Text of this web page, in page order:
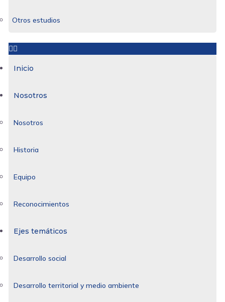
Otros estudios
Inicio
Nosotros
Nosotros
Historia
Equipo
Reconocimientos
Ejes temáticos
Desarrollo social
Desarrollo territorial y medio ambiente